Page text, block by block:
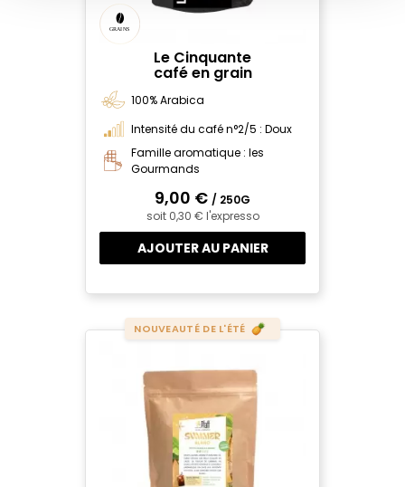
Le Cinquante
café en grain
100% Arabica
Intensité du café n°2/5 : Doux
Famille aromatique : les
Gourmands
9,00 € / 250G
soit 0,30 € l'expresso
AJOUTER AU PANIER
NOUVEAUTÉ DE L'ÉTÉ